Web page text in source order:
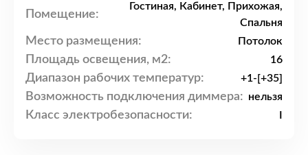
Помещение:
Гостиная, Кабинет, Прихожая,
Спальня
Место размещения: Потолок
Площадь освещения, м2: 16
Диапазон рабочих температур: +1-[+35]
Возможность подключения диммера: нельзя
Класс электробезопасности: